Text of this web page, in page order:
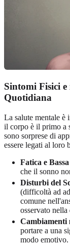
Sintomi Fisici
Quotidiana
La salute mentale è
il corpo è il primo a
sono sorprese di
essere legati al loro
Fatica e
che il sonno
Disturbi del
(difficoltà ad
comune
osservato nella
Cambiamenti
portare a una
modo emotivo.